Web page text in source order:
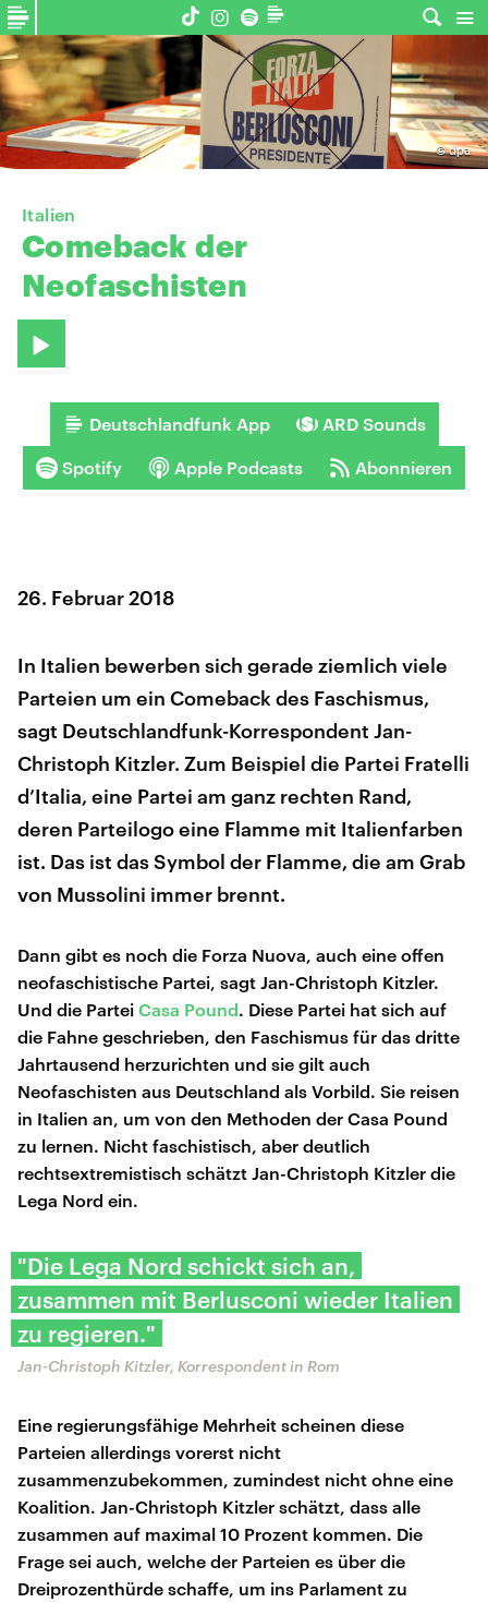
©dpa
Italien
Comeback der
Neofaschisten
Deutschlandfunk App ARD Sounds
Spotify Apple Podcasts Abonnieren
26. Februar 2018
In Italien bewerben sich gerade ziemlich viele
Parteien um ein Comeback des Faschismus,
sagt Deutschlandfunk-Korrespondent Jan-
Christoph Kitzler. Zum Beispiel die Partei Fratelli
d’Italia, eine Partei am ganz rechten Rand,
deren Parteilogo eine Flamme mit Italienfarben
ist. Das ist das Symbol der Flamme, die am Grab
von Mussolini immer brennt.
Dann gibt es noch die Forza Nuova, auch eine offen
neofaschistische Partei, sagt Jan-Christoph Kitzler.
Und die Partei Casa Pound. Diese Partei hat sich auf
die Fahne geschrieben, den Faschismus für das dritte
Jahrtausend herzurichten und sie gilt auch
Neofaschisten aus Deutschland als Vorbild. Sie reisen
in Italien an, um von den Methoden der Casa Pound
zu lernen. Nicht faschistisch, aber deutlich
rechtsextremistisch schätzt Jan-Christoph Kitzler die
Lega Nord ein.
"Die Lega Nord schickt sich an,
zusammen mit Berlusconi wieder Italien
zu regieren."
Jan-Christoph Kitzler, Korrespondent in Rom
Eine regierungsfähige Mehrheit scheinen diese
Parteien allerdings vorerst nicht
zusammenzubekommen, zumindest nicht ohne eine
Koalition. Jan-Christoph Kitzler schätzt, dass alle
zusammen auf maximal 10 Prozent kommen. Die
Frage sei auch, welche der Parteien es über die
Dreiprozenthürde schaffe, um ins Parlament zu